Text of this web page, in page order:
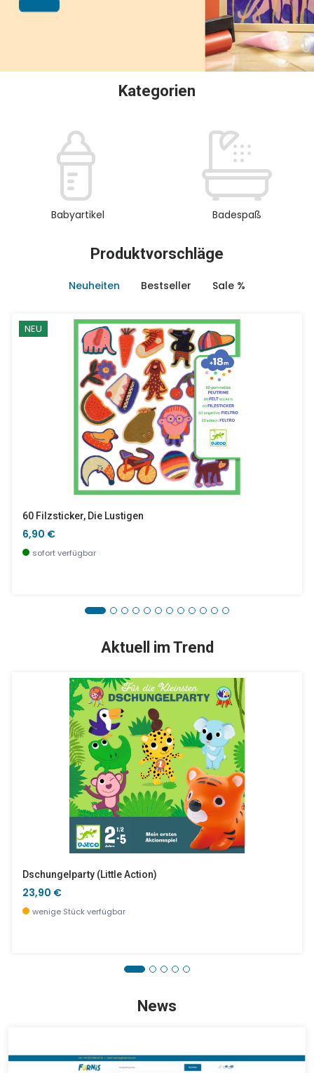
Kategorien
Babyartikel Badespaß
Produktvorschläge
Neuheiten Bestseller Sale %
NEU
60 Filzsticker, Die Lustigen
6,90 €
sofort verfügbar
Mobile Aus Polypropylen, Kleine Träumerin
Aktuell im Trend
Dschungelparty (little Action)
23,90 €
wenige Stück verfügbar
News